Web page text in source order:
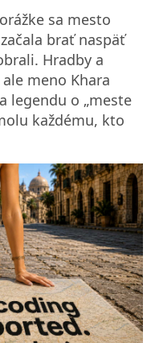
sa mesto
brať naspäť
Hradby a
meno Khara
legendu o „meste
každému, kto